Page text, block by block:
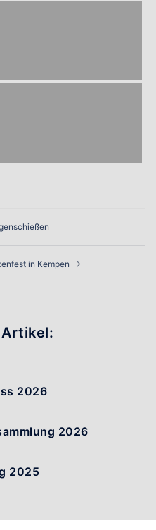
in Kempen
2026
2026
2025